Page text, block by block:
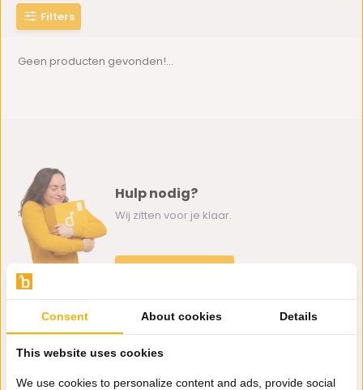
Filters
Geen producten gevonden!...
Hulp nodig?
Wij zitten voor je klaar.
klantenservice@bazaaronline.nl
Consent About cookies Details
This website uses cookies
We use cookies to personalize content and ads, provide social